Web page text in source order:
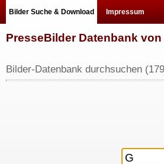
Bilder Suche & Download Impressum
PresseBilder Datenbank
Bilder-Datenbank durchsuchen